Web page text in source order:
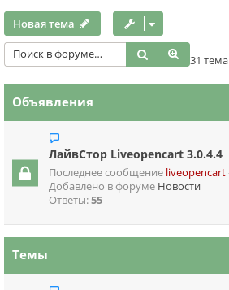
Новая тема
Поиск
31 тема
Объявления
ЛайвСтор Liveopencart 3.0.4.4
Последнее сообщение liveopencart
Добавлено в форуме Новости
Ответы:55
Темы